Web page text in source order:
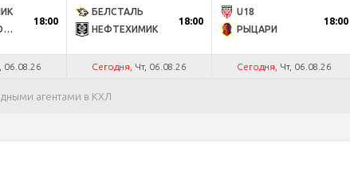
КРЫЛЬЯ СОВЕТОВ
18:00
06.08.26
БЕЛСТАЛЬ
НЕФТЕХИМИК
18:00
Сегодня , Чт, 06.08.26
U18
РЫЦАРИ
18:00
Сегодня , Чт, 06.08.26
агентами в КХЛ